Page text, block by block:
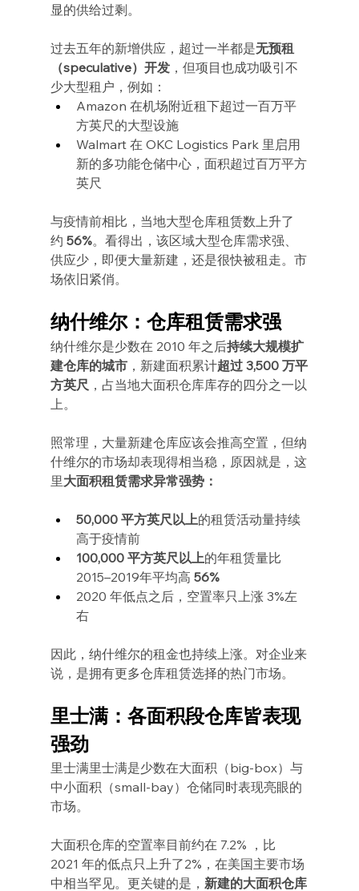
显的供给过剩。
过去五年的新增供应，超过一半都是无预租
（speculative）开发，但项目也成功吸引不
少大型租户，例如：
Amazon 在机场附近租下超过一百万平
方英尺的大型设施
Walmart 在 OKC Logistics Park 里启用
新的多功能仓储中心，面积超过百万平方
英尺
与疫情前相比，当地大型仓库租赁数上升了
约 56%。看得出，该区域大型仓库需求强、
供应少，即便大量新建，还是很快被租走。市
场依旧紧俏。
纳什维尔：仓库租赁需求强
纳什维尔是少数在 2010 年之后持续大规模扩
建仓库的城市，新建面积累计超过 3,500 万平
方英尺 ，占当地大面积仓库库存的四分之一以
上。
照常理，大量新建仓库应该会推高空置，但纳
什维尔的市场却表现得相当稳，原因就是，这
里大面积租赁需求异常强势：
50,000 平方英尺以上的租赁活动量持续
高于疫情前
100,000 平方英尺以上的年租赁量比
2015–2019年平均高 56%
2020 年低点之后，空置率只上涨 3%左
右
因此，纳什维尔的租金也持续上涨。对企业来
说，是拥有更多仓库租赁选择的热门市场。
里士满：各面积段仓库皆表现
强劲
里士满里士满是少数在大面积（big-box）与
中小面积（small-bay）仓储同时表现亮眼的
市场。
大面积仓库的空置率目前约在 7.2% ，比
2021 年的低点只上升了2%，在美国主要市场
中相当罕见。更关键的是， 新建的大面积仓库